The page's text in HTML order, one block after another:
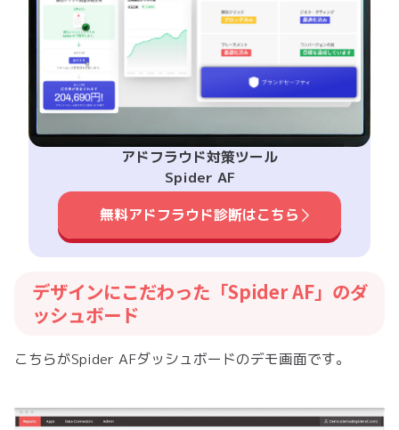
アドフラウド対策ツール
Spider AF
無料アドフラウド診断はこちら
デザインにこだわった「Spider AF」のダ
ッシュボード
こちらがSpider AFダッシュボードのデモ画面です。